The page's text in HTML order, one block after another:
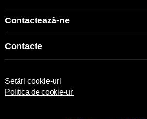
Contactează-ne
Contacte
Setări cookie-uri
Politica de cookie-uri